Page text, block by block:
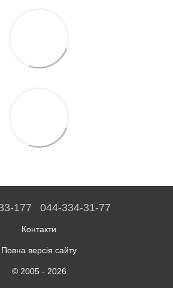
177 044-334-31-77
Контакти
Повна версія сайту
© 2005 - 2026